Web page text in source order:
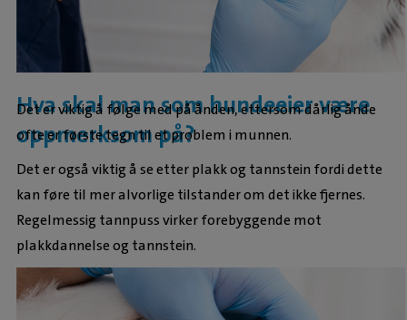
Hva skal man som hundeeier være
oppmerksom på?
Det er viktig å følge med på ånden, ettersom dårlig ånde
ofte er første tegn til et problem i munnen.
Det er også viktig å se etter plakk og tannstein fordi dette
kan føre til mer alvorlige tilstander om det ikke fjernes.
Regelmessig tannpuss virker forebyggende mot
plakkdannelse og tannstein.